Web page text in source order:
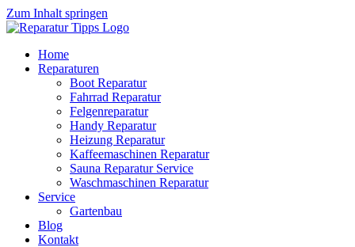
Zum Inhalt springen
Home
Reparaturen
Boot Reparatur
Fahrrad Reparatur
Felgenreparatur
Handy Reparatur
Heizung Reparatur
Kaffeemaschinen Reparatur
Sauna Reparatur Service
Waschmaschinen Reparatur
Service
Gartenbau
Blog
Kontakt